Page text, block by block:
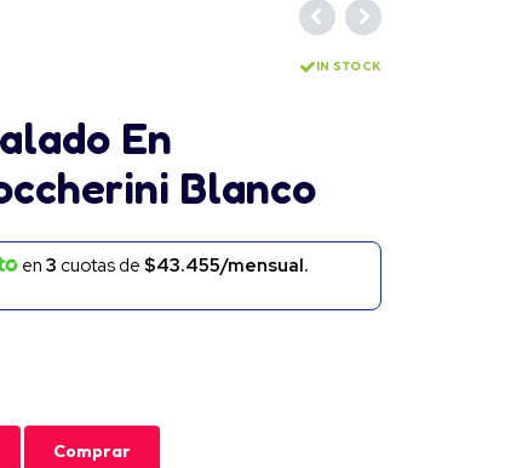
IN STOCK
En
Blanco
en3 cuotas de $43.455/mensual.
Comprar